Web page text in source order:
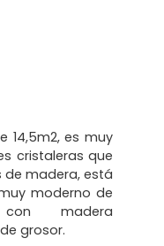
14,5m2, es muy
cristaleras que
de madera, está
moderno de
madera
grosor.